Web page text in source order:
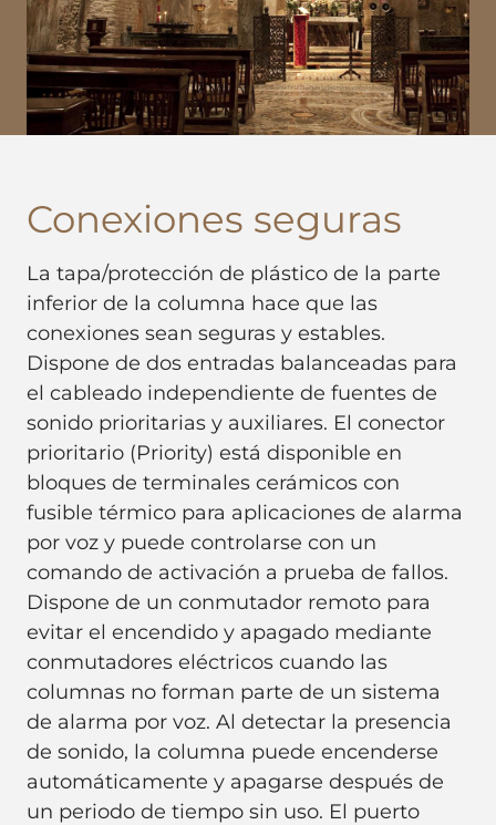
Conexiones seguras
La tapa/protección de plástico de la parte
inferior de la columna hace que las
conexiones sean seguras y estables.
Dispone de dos entradas balanceadas para
el cableado independiente de fuentes de
sonido prioritarias y auxiliares. El conector
prioritario (Priority) está disponible en
bloques de terminales cerámicos con
fusible térmico para aplicaciones de alarma
por voz y puede controlarse con un
comando de activación a prueba de fallos.
Dispone de un conmutador remoto para
evitar el encendido y apagado mediante
conmutadores eléctricos cuando las
columnas no forman parte de un sistema
de alarma por voz. Al detectar la presencia
de sonido, la columna puede encenderse
automáticamente y apagarse después de
un periodo de tiempo sin uso. El puerto